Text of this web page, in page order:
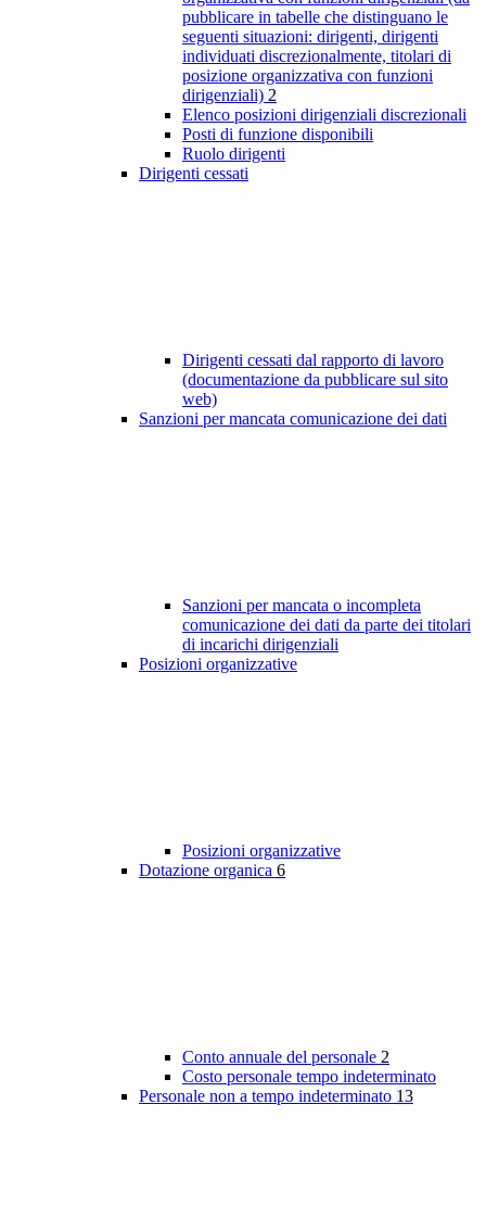
pubblicare in tabelle che distinguano le
seguenti situazioni: dirigenti, dirigenti
individuati discrezionalmente, titolari di
posizione organizzativa con funzioni
dirigenziali) 2
Elenco posizioni dirigenziali discrezionali
Posti di funzione disponibili
Ruolo dirigenti
Dirigenti cessati
Dirigenti cessati dal rapporto di lavoro
(documentazione da pubblicare sul sito
web)
Sanzioni per mancata comunicazione dei dati
Sanzioni per mancata o incompleta
comunicazione dei dati da parte dei titolari
di incarichi dirigenziali
Posizioni organizzative
Posizioni organizzative
Dotazione organica 6
Conto annuale del personale 2
Costo personale tempo indeterminato
Personale non a tempo indeterminato 13